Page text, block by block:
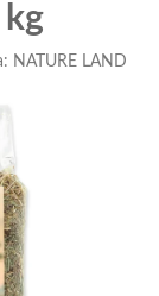
kg
NATURE LAND